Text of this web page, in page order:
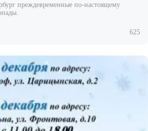
преждевременные по-настоящему
625